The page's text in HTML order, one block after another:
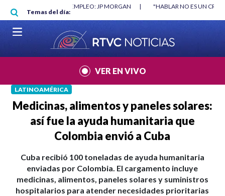
Pasar al contenido principal
Temas del día:
"HABLAR NO ES UN CRIMEN": CARTA DE BETO CORAL |
VER EN VIVO
LATINOAMÉRICA
Medicinas, alimentos y paneles solares:
así fue la ayuda humanitaria que
Colombia envió a Cuba
Cuba recibió 100 toneladas de ayuda humanitaria
enviadas por Colombia. El cargamento incluye
medicinas, alimentos, paneles solares y suministros
hospitalarios para atender necesidades prioritarias